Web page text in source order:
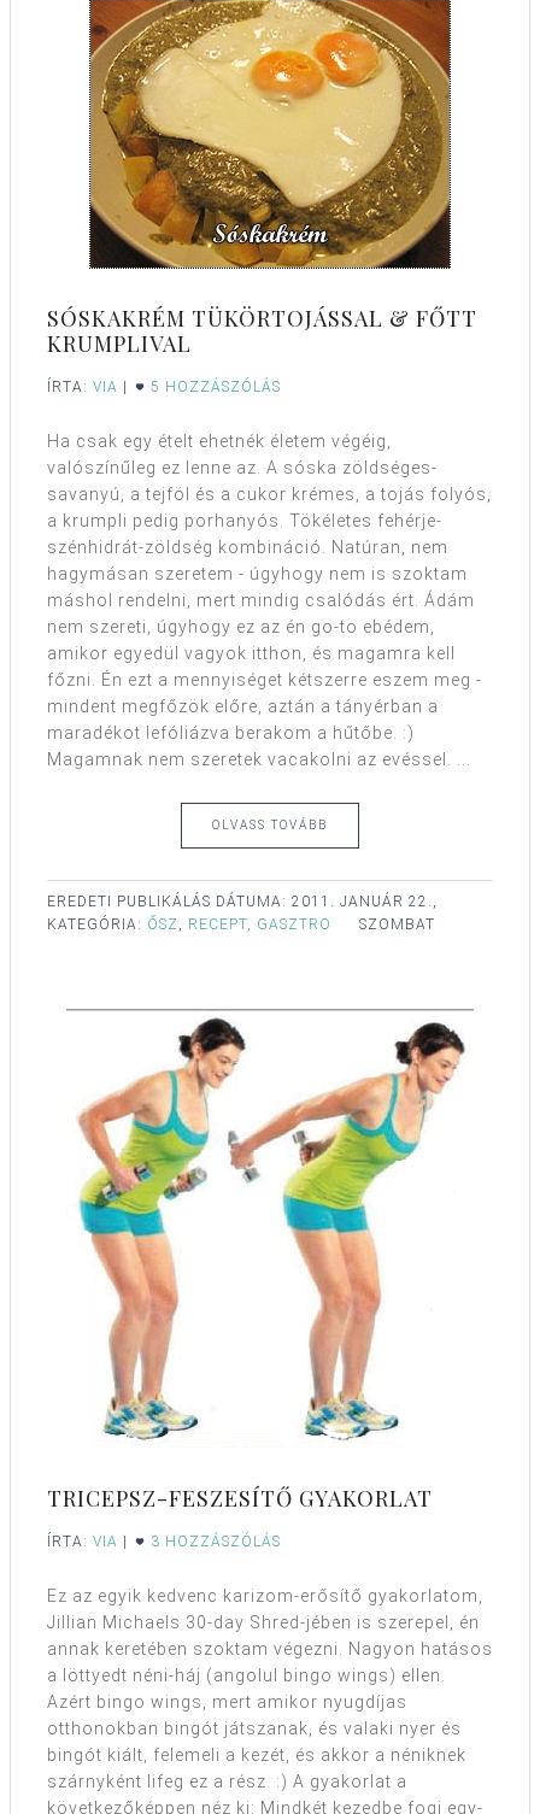
SÓSKAKRÉM TÜKÖRTOJÁSSAL & FŐTT
KRUMPLIVAL
ÍRTA: VIA 5 HOZZÁSZÓLÁS
Ha csak egy ételt ehetnék életem végéig,
valószínűleg ez lenne az. A sóska zöldséges-
savanyú, a tejföl és a cukor krémes, a tojás folyós,
a krumpli pedig porhanyós. Tökéletes fehérje-
szénhidrát-zöldség kombináció. Natúran, nem
hagymásan szeretem - úgyhogy nem is szoktam
máshol rendelni, mert mindig csalódás ért. Ádám
nem szereti, úgyhogy ez az én go-to ebédem,
amikor egyedül vagyok itthon, és magamra kell
főzni. Én ezt a mennyiséget kétszerre eszem meg -
mindent megfőzök előre, aztán a tányérban a
maradékot lefóliázva berakom a hűtőbe. :)
Magamnak nem szeretek vacakolni az evéssel. ...
OLVASS TOVÁBB
EREDETI PUBLIKÁLÁS DÁTUMA: 2011. JANUÁR 22.,
SZOMBAT
KATEGÓRIA: ŐSZ, RECEPT, GASZTRO
TRICEPSZ-FESZESÍTŐ GYAKORLAT
ÍRTA: VIA | 3 HOZZÁSZÓLÁS
Ez az egyik kedvenc karizom-erősítő gyakorlatom,
Jillian Michaels 30-day Shred-jében is szerepel, én
annak keretében szoktam végezni. Nagyon hatásos
a löttyedt néni-háj (angolul bingo wings) ellen.
Azért bingo wings, mert amikor nyugdíjas
otthonokban bingót játszanak, és valaki nyer és
bingót kiált, felemeli a kezét, és akkor a néniknek
szárnyként lifeg ez a rész. :) A gyakorlat a
következőképpen néz ki: Mindkét kezedbe fogj egy-